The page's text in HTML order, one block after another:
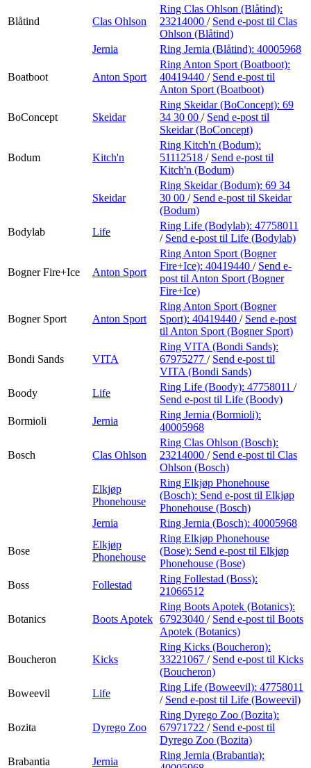
Blåtind Clas Ohlson
Ring Clas Ohlson (Blåtind):
23214000 / Send e-post til Clas
Ohlson (Blåtind)
Jernia
Ring Jernia (Blåtind): 40005968
Boatboot Anton Sport
Ring Anton Sport (Boatboot):
40419440 / Send e-post til
Anton Sport (Boatboot)
BoConcept Skeidar
Ring Skeidar (BoConcept): 69
34 30 00 / Send e-post til
Skeidar (BoConcept)
Bodum Kitch'n
Ring Kitch'n (Bodum):
51112518 / Send e-post til
Kitch'n (Bodum)
Skeidar
Ring Skeidar (Bodum): 69 34
30 00 / Send e-post til Skeidar
(Bodum)
Bodylab
Life
Ring Life (Bodylab): 47758011
/ Send e-post til Life (Bodylab)
Bogner Fire+Ice Anton Sport
Ring Anton Sport (Bogner
Fire+Ice): 40419440 / Send e-
post til Anton Sport (Bogner
Fire+Ice)
Bogner Sport Anton Sport
Ring Anton Sport (Bogner
Sport): 40419440 / Send e-post
til Anton Sport (Bogner Sport)
Bondi Sands VITA
Ring VITA (Bondi Sands):
67975277 / Send e-post til
VITA (Bondi Sands)
Boody
Life
Ring Life (Boody): 47758011 /
Send e-post til Life (Boody)
Bormioli
Jernia
Ring Jernia (Bormioli):
40005968
Bosch Clas Ohlson
Ring Clas Ohlson (Bosch):
23214000 / Send e-post til Clas
Ohlson (Bosch)
Elkjøp
Phonehouse
Ring Elkjøp Phonehouse
(Bosch): Send e-post til Elkjøp
Phonehouse (Bosch)
Jernia
Ring Jernia (Bosch): 40005968
Bose
Elkjøp
Phonehouse
Ring Elkjøp Phonehouse
(Bose): Send e-post til Elkjøp
Phonehouse (Bose)
Boss
Follestad
Ring Follestad (Boss):
21066512
Botanics Boots Apotek
Ring Boots Apotek (Botanics):
67923040 / Send e-post til Boots
Apotek (Botanics)
Boucheron Kicks
Ring Kicks (Boucheron):
33221067 / Send e-post til Kicks
(Boucheron)
Boweevil
Life
Ring Life (Boweevil): 47758011
/ Send e-post til Life (Boweevil)
Bozita Dyrego Zoo
Ring Dyrego Zoo (Bozita):
67971722 / Send e-post til
Dyrego Zoo (Bozita)
Brabantia
Jernia
Ring Jernia (Brabantia):